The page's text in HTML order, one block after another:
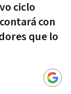
ciclo
con
que lo